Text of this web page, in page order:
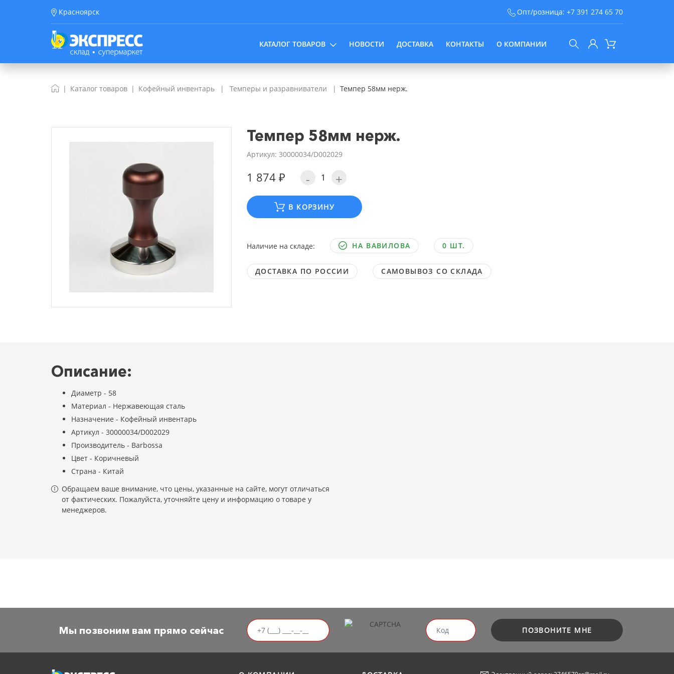
Красноярск Опт/розница: +7 391 274 65 70
КАТАЛОГ ТОВАРОВ НОВОСТИ ДОСТАВКА КОНТАКТЫ О КОМПАНИИ
Каталог товаров Кофейный инвентарь Темперы и разравниватели Темпер 58мм нерж.
Темпер 58мм нерж.
Артикул: 30000034/D002029
1 874 ₽ - +
В КОРЗИНУ
Наличие на складе: НА ВАВИЛОВА 0 ШТ.
ДОСТАВКА ПО РОССИИ САМОВЫВОЗ СО СКЛАДА
Описание:
Диаметр - 58
Материал - Нержавеющая сталь
Назначение - Кофейный инвентарь
Артикул - 30000034/D002029
Производитель - Barbossa
Цвет - Коричневый
Страна - Китай
Обращаем ваше внимание, что цены, указанные на сайте, могут отличаться
от фактических. Пожалуйста, уточняйте цену и информацию о товаре у
менеджеров.
Мы позвоним вам прямо сейчас ПОЗВОНИТЕ МНЕ